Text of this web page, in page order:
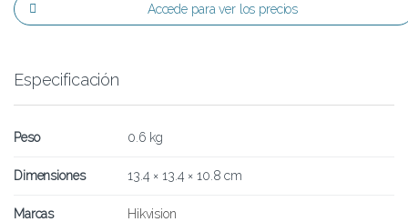
Accede para ver los precios
Especificación
Peso 0.6 kg
Dimensiones 13.4 × 13.4 × 10.8 cm
Marcas Hikvision